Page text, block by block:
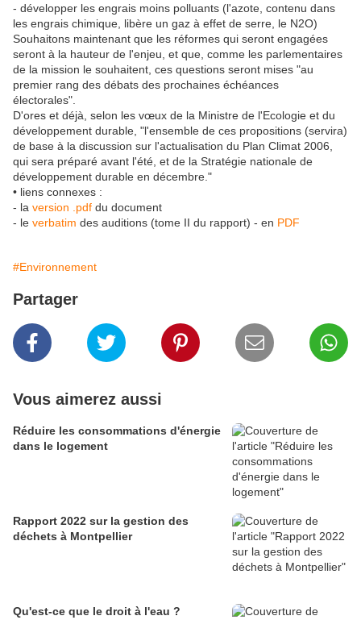
- développer les engrais moins polluants (l'azote, contenu dans
les engrais chimique, libère un gaz à effet de serre, le N2O)
Souhaitons maintenant que les réformes qui seront engagées
seront à la hauteur de l'enjeu, et que, comme les parlementaires
de la mission le souhaitent, ces questions seront mises "au
premier rang des débats des prochaines échéances
électorales".
D'ores et déjà, selon les vœux de la Ministre de l'Ecologie et du
développement durable, "l'ensemble de ces propositions (servira)
de base à la discussion sur l'actualisation du Plan Climat 2006,
qui sera préparé avant l'été, et de la Stratégie nationale de
développement durable en décembre."
• liens connexes :
- la version .pdf du document
- le verbatim des auditions (tome II du rapport) - en PDF
#Environnement
Partager
Vous aimerez aussi
Réduire les consommations d'énergie
dans le logement
Rapport 2022 sur la gestion des
déchets à Montpellier
Qu'est-ce que le droit à l'eau ?